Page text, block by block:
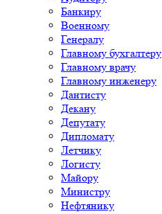
Банкиру
Военному
Генералу
Главному бухгалтеру
Главному врачу
Главному инженеру
Дантисту
Декану
Депутату
Дипломату
Летчику
Логисту
Майору
Министру
Нефтянику